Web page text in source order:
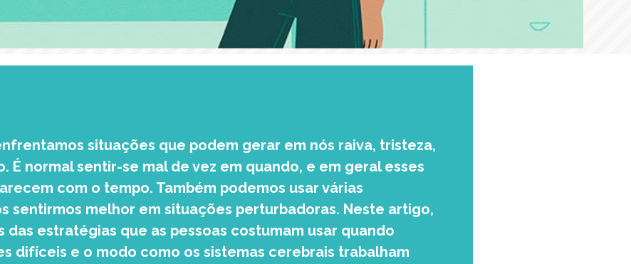
situações que podem gerar em nós raiva, tristeza,
É normal sentir-se mal de vez em quando, e em geral esses
com o tempo. Também podemos usar várias
sentirmos melhor em situações perturbadoras. Neste artigo,
das estratégias que as pessoas costumam usar quando
difíceis e o modo como os sistemas cerebrais trabalham